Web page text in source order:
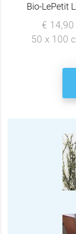
Bio-LePetit
€ 14,90
50 x 100